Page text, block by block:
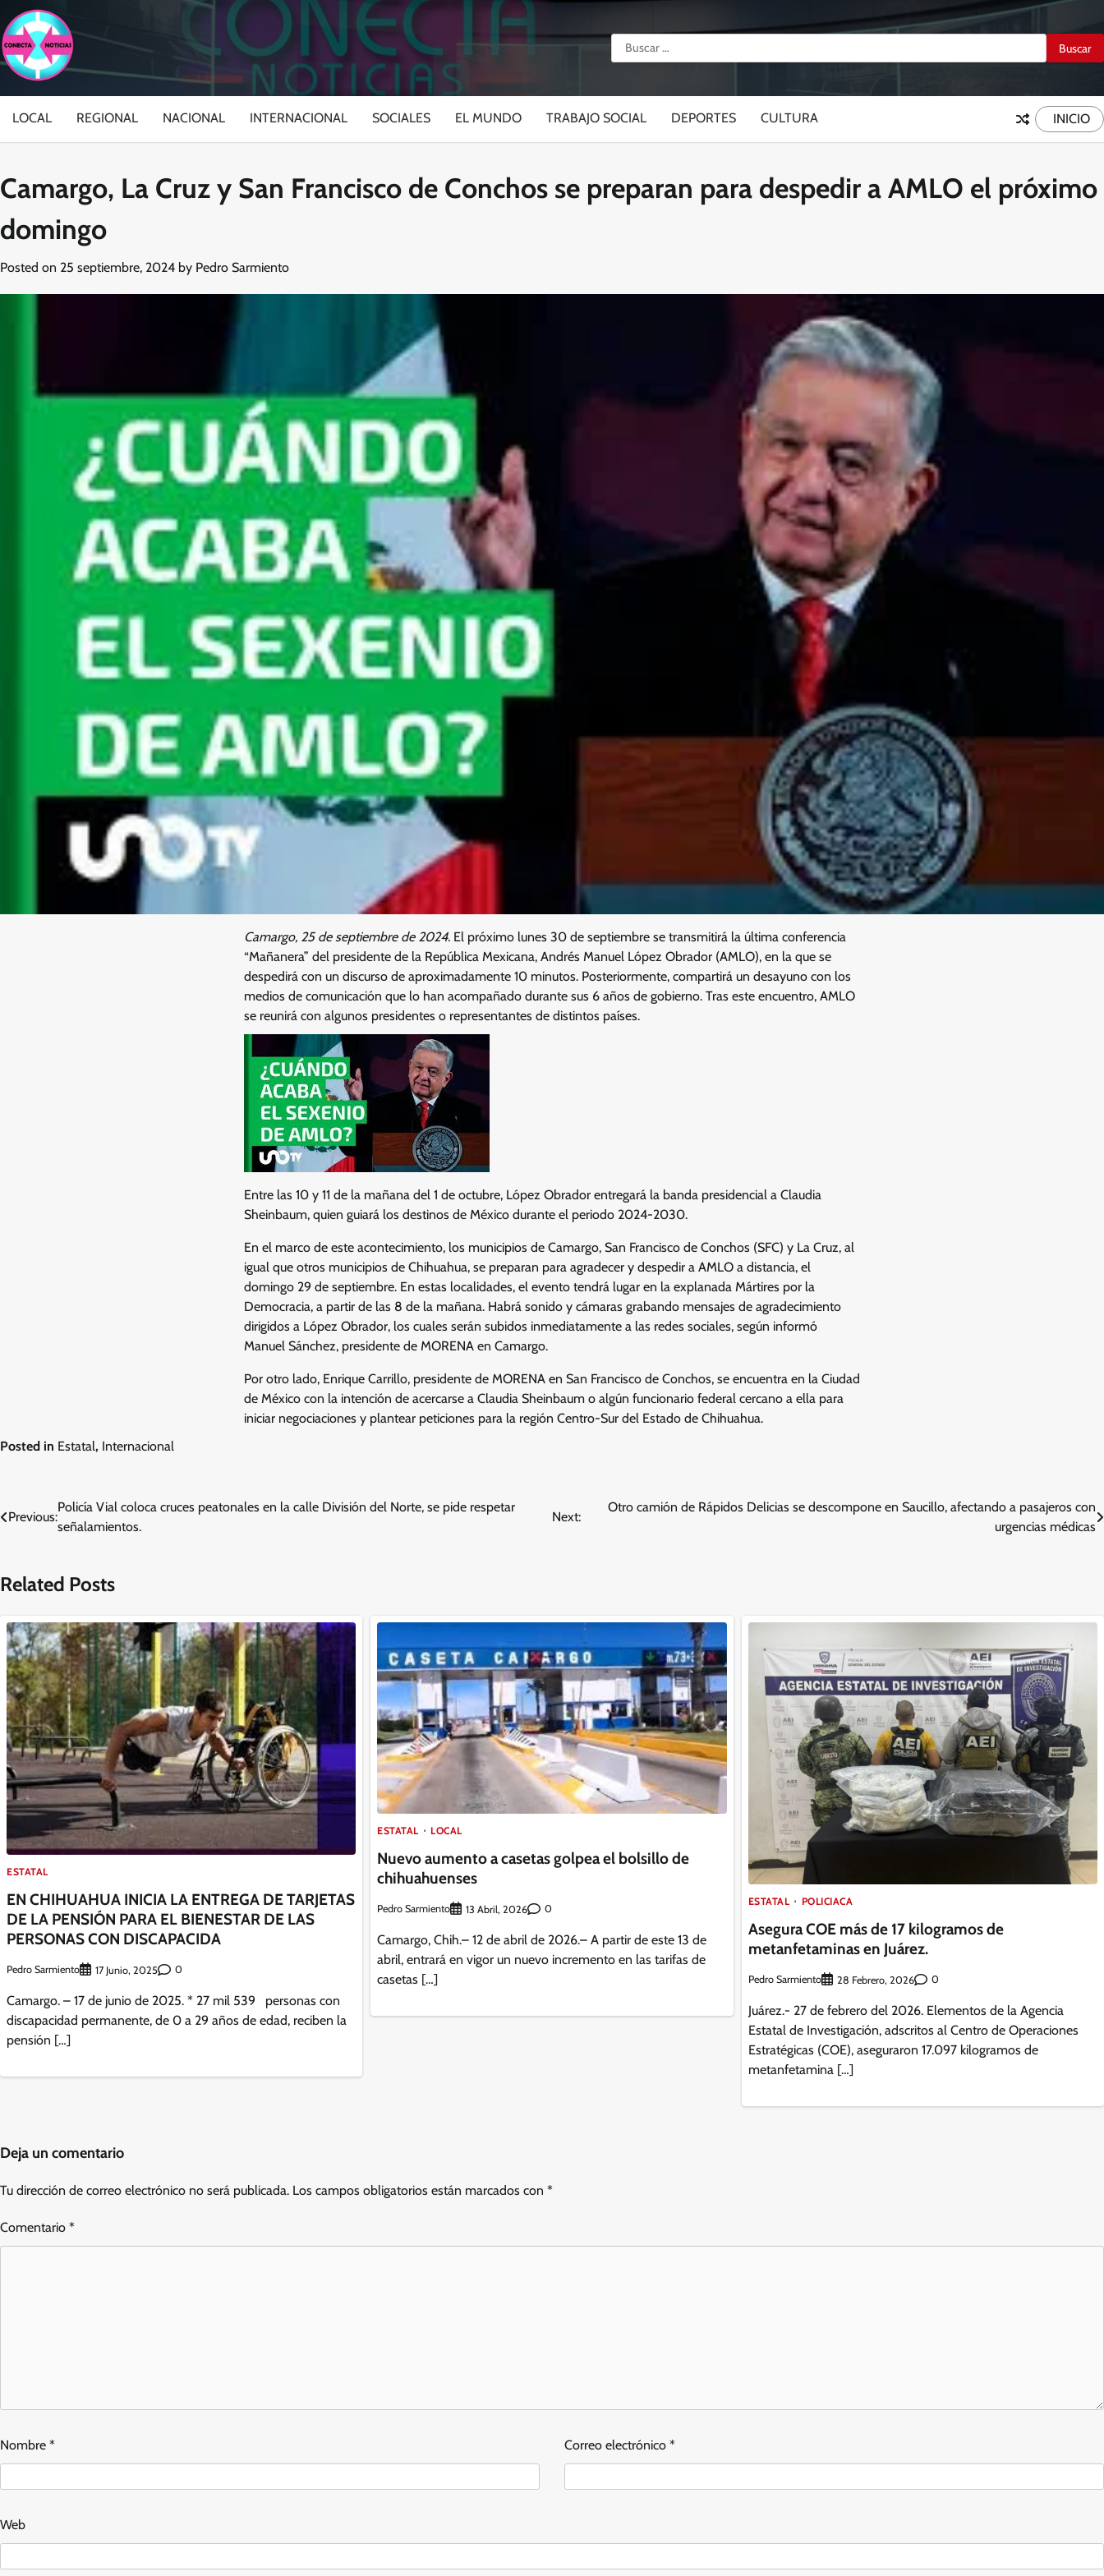
to
content
Buscar:
LOCAL REGIONAL NACIONAL INTERNACIONAL SOCIALES EL MUNDO TRABAJO SOCIAL DEPORTES CULTURA INICIO
Camargo, La Cruz y San Francisco de Conchos se preparan para despedir a AMLO el próximo
domingo
Posted on 25 septiembre, 2024 by Pedro Sarmiento
Camargo, 25 de septiembre de 2024. El próximo lunes 30 de septiembre se transmitirá la última conferencia
“Mañanera” del presidente de la República Mexicana, Andrés Manuel López Obrador (AMLO), en la que se
despedirá con un discurso de aproximadamente 10 minutos. Posteriormente, compartirá un desayuno con los
medios de comunicación que lo han acompañado durante sus 6 años de gobierno. Tras este encuentro, AMLO
se reunirá con algunos presidentes o representantes de distintos países.
Entre las 10 y 11 de la mañana del 1 de octubre, López Obrador entregará la banda presidencial a Claudia
Sheinbaum, quien guiará los destinos de México durante el periodo 2024-2030.
En el marco de este acontecimiento, los municipios de Camargo, San Francisco de Conchos (SFC) y La Cruz, al
igual que otros municipios de Chihuahua, se preparan para agradecer y despedir a AMLO a distancia, el
domingo 29 de septiembre. En estas localidades, el evento tendrá lugar en la explanada Mártires por la
Democracia, a partir de las 8 de la mañana. Habrá sonido y cámaras grabando mensajes de agradecimiento
dirigidos a López Obrador, los cuales serán subidos inmediatamente a las redes sociales, según informó
Manuel Sánchez, presidente de MORENA en Camargo.
Por otro lado, Enrique Carrillo, presidente de MORENA en San Francisco de Conchos, se encuentra en la Ciudad
de México con la intención de acercarse a Claudia Sheinbaum o algún funcionario federal cercano a ella para
iniciar negociaciones y plantear peticiones para la región Centro-Sur del Estado de Chihuahua.
Posted in Estatal, Internacional
Navegación
entradas
Previous:
Policía Vial coloca cruces peatonales en la calle División del Norte, se pide respetar
señalamientos.
Next:
Otro camión de Rápidos Delicias se descompone en Saucillo, afectando a pasajeros con
urgencias médicas
Related Posts
ESTATAL
EN CHIHUAHUA INICIA LA ENTREGA DE TARJETAS
DE LA PENSIÓN PARA EL BIENESTAR DE LAS
PERSONAS CON DISCAPACIDA
Pedro Sarmiento 17 Junio, 2025 0
Camargo. – 17 de junio de 2025. * 27 mil 539 personas con
discapacidad permanente, de 0 a 29 años de edad, reciben la
pensión […]
ESTATAL LOCAL
Nuevo aumento a casetas golpea el bolsillo de
chihuahuenses
Pedro Sarmiento 13 Abril, 2026 0
Camargo, Chih.– 12 de abril de 2026.– A partir de este 13 de
abril, entrará en vigor un nuevo incremento en las tarifas de
casetas […]
ESTATAL POLICIACA
Asegura COE más de 17 kilogramos de
metanfetaminas en Juárez.
Pedro Sarmiento 28 Febrero, 2026 0
Juárez.- 27 de febrero del 2026. Elementos de la Agencia
Estatal de Investigación, adscritos al Centro de Operaciones
Estratégicas (COE), aseguraron 17.097 kilogramos de
metanfetamina […]
Deja un comentario
Tu dirección de correo electrónico no será publicada. Los campos obligatorios están marcados con *
Comentario *
Nombre * Correo electrónico *
Web